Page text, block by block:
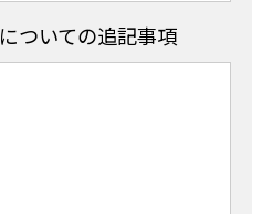
についての追記事項